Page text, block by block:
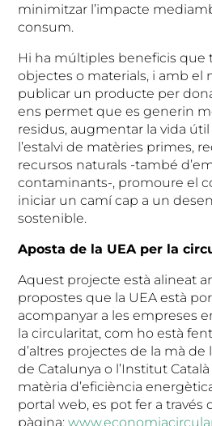
minimitzar l’impacte
consum.
Hi ha múltiples beneficis que
objectes o materials, i amb el
publicar un producte per
ens permet que es generin
residus, augmentar la vida
l’estalvi de matèries primes,
recursos naturals -també
contaminants-, promoure el
iniciar un camí cap a un
sostenible.
Aposta de la UEA per la
Aquest projecte està alineat
propostes que la UEA està
acompanyar a les empreses
la circularitat, com ho està
d’altres projectes de la mà de
de Catalunya o l’Institut
matèria d’eficiència
portal web, es pot fer a través
pàgina: